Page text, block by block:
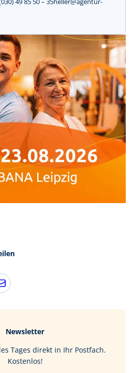
Newsletter
Tages direkt in Ihr Postfach.
Kostenlos!